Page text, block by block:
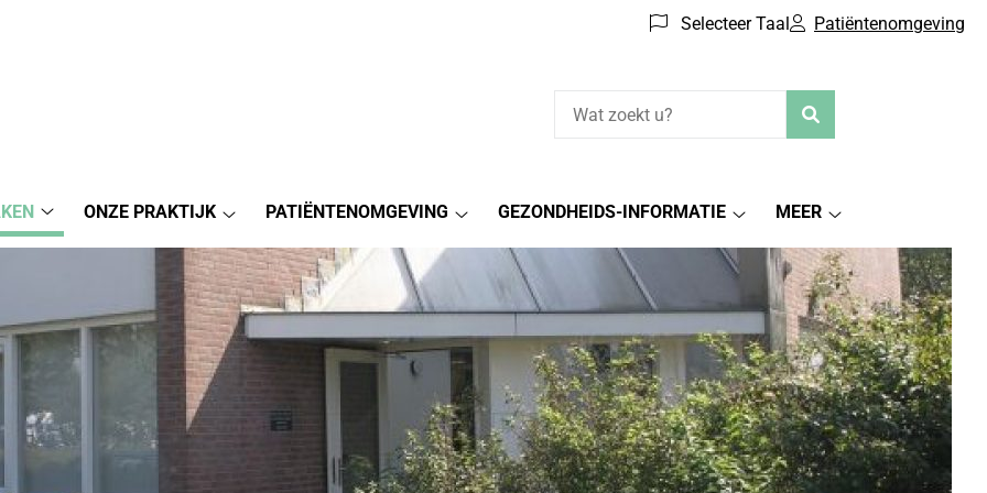
Selecteer Taal Patiëntenomgeving
Afspraak
maken
ONZE PRAKTIJK
Praktijk
submenu
PATIËNTENOMGEVING
submenu
GEZONDHEIDS-INFORMATIE
informatie
submenu
MEER
submenu